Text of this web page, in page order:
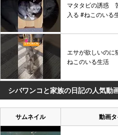
マタタビの誘惑
入る #ねこのいる
エサが欲しいのに
ねこのいる生活
シバワンコと家族の日記の人気動
サムネイル 動画